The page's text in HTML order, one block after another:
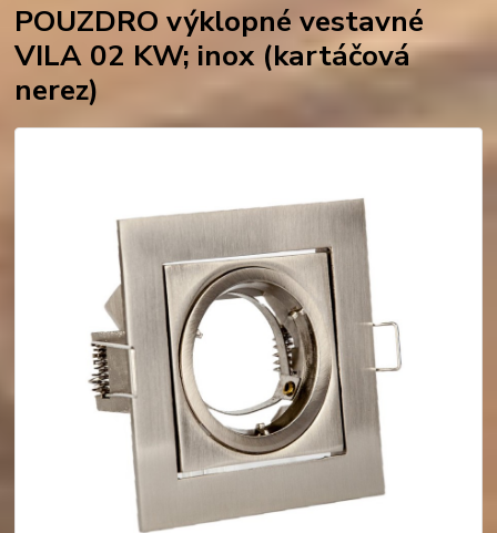
POUZDRO výklopné vestavné
VILA 02 KW; inox (kartáčová
nerez)